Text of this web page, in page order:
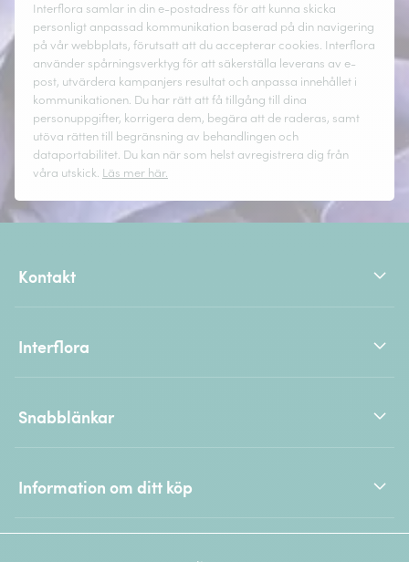
Interflora samlar in din e-postadress för att kunna skicka
personligt anpassad kommunikation baserad på din navigering
på vår webbplats, förutsatt att du accepterar cookies. Interflora
använder spårningsverktyg för att säkerställa leverans av e-
post, utvärdera kampanjers resultat och anpassa innehållet i
kommunikationen. Du har rätt att få tillgång till dina
personuppgifter, korrigera dem, begära att de raderas, samt
utöva rätten till begränsning av behandlingen och
dataportabilitet. Du kan när som helst avregistrera dig från
våra utskick. Läs mer här.
Kontakt
Interflora
Snabblänkar
Information om ditt köp